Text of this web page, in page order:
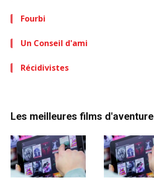
Fourbi
Un Conseil d'ami
Récidivistes
Les meilleures films d'aventure